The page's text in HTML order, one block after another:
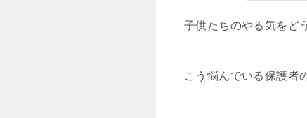
子供たちのやる気をど
こう悩んでいる保護者